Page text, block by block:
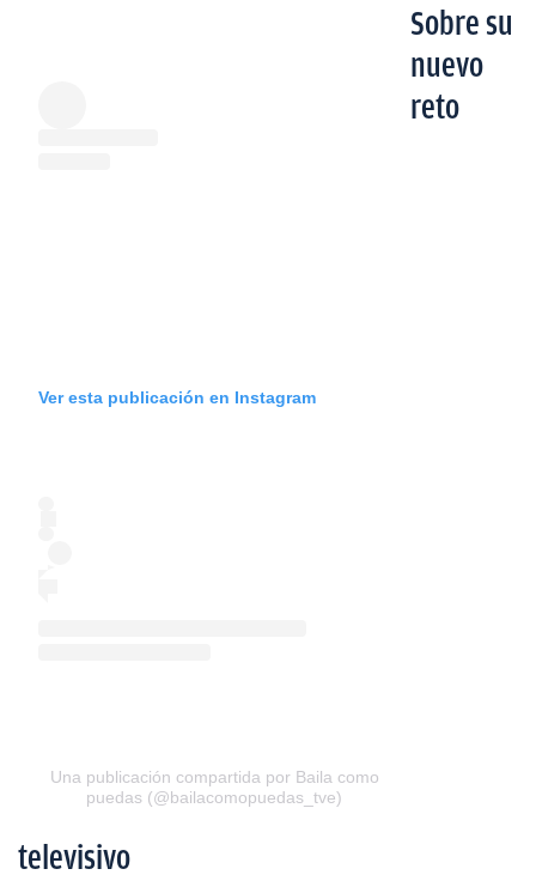
Ver esta publicación en Instagram
Una publicación compartida por Baila como
puedas (@bailacomopuedas_tve)
Sobre su
nuevo
reto
televisivo